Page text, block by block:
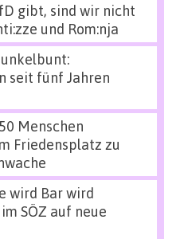
gibt, sind wir nicht
und Rom:nja
seit fünf Jahren
Menschen
Friedensplatz zu
wird Bar wird
SÖZ auf neue